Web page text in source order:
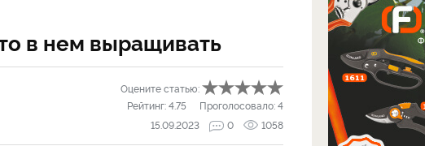
в нем выращивать
Оцените статью:
Рейтинг:4.75 Проголосовало:4
15.09.2023
0 1058